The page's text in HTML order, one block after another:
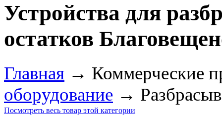
Устройства для
остатков
Главная → Коммерческие
оборудование →
Посмотреть весь товар этой категории